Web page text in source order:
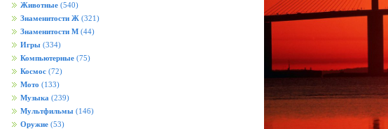
Животные (540)
Знаменитости Ж (321)
Знаменитости М (44)
Игры (334)
Компьютерные (75)
Космос (72)
Мото (133)
Музыка (239)
Мультфильмы (146)
Оружие (53)